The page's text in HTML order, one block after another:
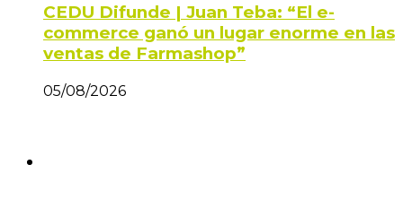
CEDU Difunde | Juan Teba: “El e-
commerce ganó un lugar enorme en las
ventas de Farmashop”
05/08/2026